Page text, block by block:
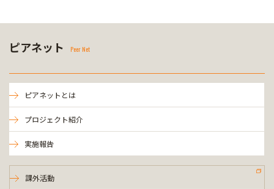
ピアネット Peer Net
ピアネットとは
プロジェクト紹介
実施報告
課外活動